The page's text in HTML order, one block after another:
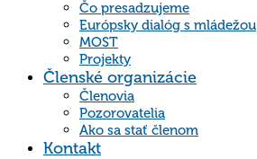
Čo presadzujeme
Európsky dialóg s mládežou
MOST
Projekty
Členské organizácie
Členovia
Pozorovatelia
Ako sa stať členom
Kontakt